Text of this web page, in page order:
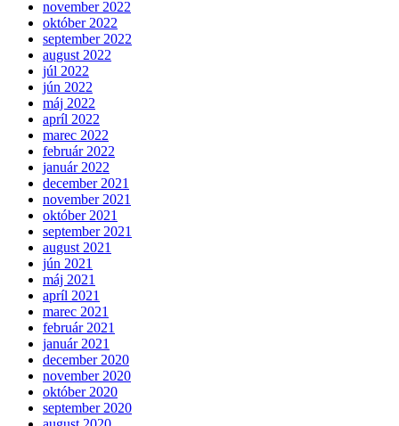
november 2022
október 2022
september 2022
august 2022
júl 2022
jún 2022
máj 2022
apríl 2022
marec 2022
február 2022
január 2022
december 2021
november 2021
október 2021
september 2021
august 2021
jún 2021
máj 2021
apríl 2021
marec 2021
február 2021
január 2021
december 2020
november 2020
október 2020
september 2020